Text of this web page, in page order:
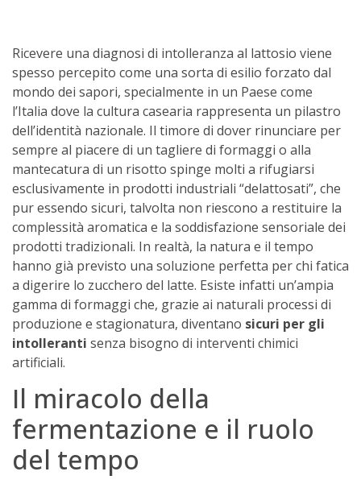
Ricevere una diagnosi di intolleranza al lattosio viene
spesso percepito come una sorta di esilio forzato dal
mondo dei sapori, specialmente in un Paese come
l’Italia dove la cultura casearia rappresenta un pilastro
dell’identità nazionale. Il timore di dover rinunciare per
sempre al piacere di un tagliere di formaggi o alla
mantecatura di un risotto spinge molti a rifugiarsi
esclusivamente in prodotti industriali “delattosati”, che
pur essendo sicuri, talvolta non riescono a restituire la
complessità aromatica e la soddisfazione sensoriale dei
prodotti tradizionali. In realtà, la natura e il tempo
hanno già previsto una soluzione perfetta per chi fatica
a digerire lo zucchero del latte. Esiste infatti un’ampia
gamma di formaggi che, grazie ai naturali processi di
produzione e stagionatura, diventano sicuri per gli
intolleranti senza bisogno di interventi chimici
artificiali.
Il miracolo della
fermentazione e il ruolo
del tempo